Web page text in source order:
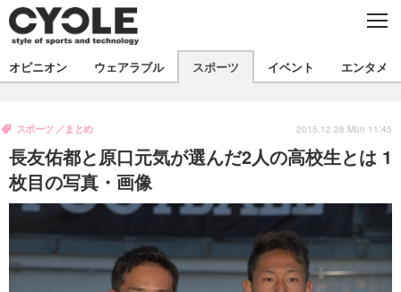
C
E
製品/用品
衣類
飲食
バックナンバー
コラム
インプレ
ボイス
デバイス
ビジネス
国内
海外
スポーツ
短信
まとめ
選手
写真
動画
イベント
試乗会
スポーツ
ツアー
文化
芸能
出版／映画
オピニオン ウェアラブル スポーツ イベント エンタメ
長友佑都と原口元気が選んだ2人の高校生とは 1
枚目の写真・画像
スポーツ まとめ 2015.12.28 Mon 11:45